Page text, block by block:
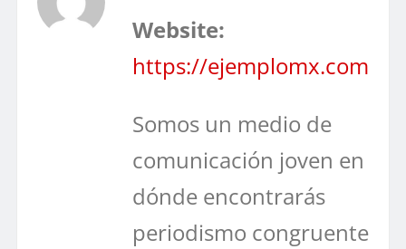
Website:
https://ejemplomx.com
Somos un medio de
comunicación joven en
dónde encontrarás
periodismo congruente